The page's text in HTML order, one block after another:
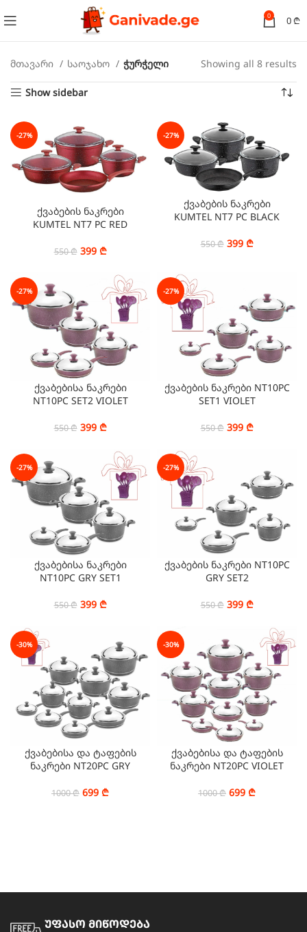
0 0 ₾
მთავარი საოჯახო ჭურჭელი Showing all 8 results
Show sidebar
-27%
ქვაბების ნაკრები
KUMTEL NT7 PC RED
550₾ 399 ₾
-27%
ქვაბების ნაკრები
KUMTEL NT7 PC BLACK
550₾ 399 ₾
-27%
ქვაბებისა ნაკრები
NT10PC SET2 VIOLET
550₾ 399 ₾
-27%
ქვაბების ნაკრები NT10PC
SET1 VIOLET
550₾ 399 ₾
-27%
ქვაბებისა ნაკრები
NT10PC GRY SET1
550₾ 399 ₾
-27%
ქვაბების ნაკრები NT10PC
GRY SET2
550₾ 399 ₾
-30%
ქვაბებისა და ტაფების
ნაკრები NT20PC GRY
1000₾ 699 ₾
-30%
ქვაბებისა და ტაფების
ნაკრები NT20PC VIOLET
1000₾ 699 ₾
უფასო მიწოდება